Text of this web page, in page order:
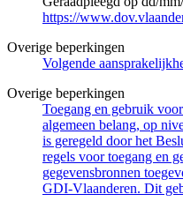
https://
Overige beperkingen
Volgende
Overige beperkingen
Toegang en gebruik
algemeen belang, op
is geregeld door het
regels voor toegang en
gegevensbronnen
GDI-Vlaanderen. Dit